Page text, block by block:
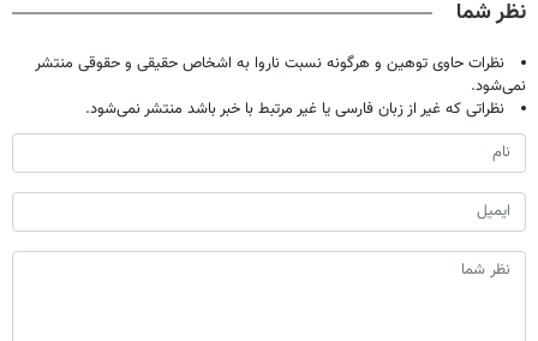
نظر شما
نظرات حاوی توهین و هرگونه نسبت ناروا به اشخاص حقیقی و حقوقی منتشر
نمی‌شود.
نظراتی که غیر از زبان فارسی یا غیر مرتبط با خبر باشد منتشر نمی‌شود.